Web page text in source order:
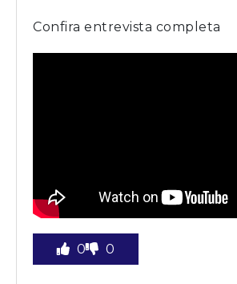
Confira entrevista completa
0 0